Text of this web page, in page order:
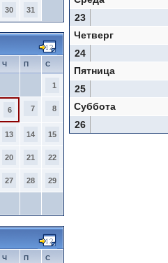
30 31
Ч П С
1
6 7 8
13 14 15
20 21 22
27 28 29
Ч П С
23
Четверг
24
Пятница
25
Суббота
26